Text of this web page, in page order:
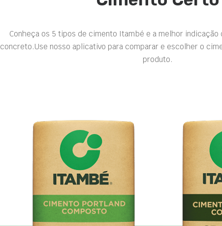
Conheça os 5 tipos de cimento Itambé e a melhor indicação
concreto.Use nosso aplicativo para comparar e escolher o
produto.